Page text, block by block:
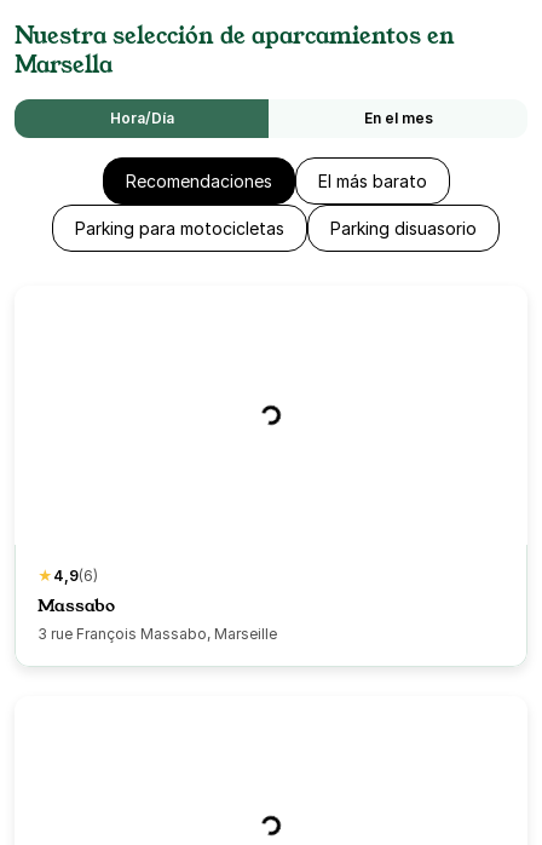
Nuestra selección de aparcamientos en
Marsella
En el mes
Hora/Día
Recomendaciones El más barato
Parking para motocicletas Parking disuasorio
★ 4,9(6)
Massabo
3 rue François Massabo, Marseille